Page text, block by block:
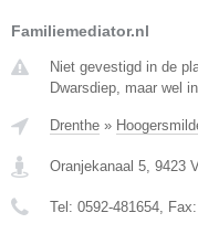
Familiemediator.nl
Niet gevestigd in de
Dwarsdiep, maar wel
Drenthe »
Oranjekanaal 5, 9423
Tel: 0592-481654, Fax: